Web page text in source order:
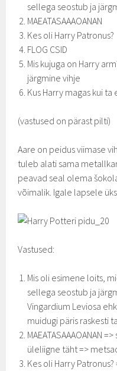
sellega seostub ja
MAEATASAAAOANAN
Kes oli Harry Patronus?
FLOG CSID
Mis kujuga on Harry
järgmine vihje
Kus Harry magas kui
(vastused on pärast pilti)
Aare on peidus viimase
tuleb alati sama
peavad seal olema
võimalik. Igale lapsele
Vastused:
Mis oli esimene loits,
sellega seostub ja
Vingardium Leviosa
muidugi päris raskesti
MAEATASAAAOANAN
üleliigne täht =>
Kes oli Harry